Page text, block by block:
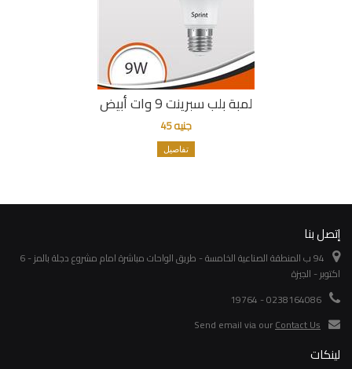
لمبة بلب سبرينت 9 وات أبيض
جنيه 45
تفاصيل
إتصل بنا
94 ب المنطقة الصناعية الخامسة - طريق الواحات مباشرة امام مشروع دجلة بالمز - 6
اكتوبر - الجيزة
0238164086 - 19764
Send email via ourContact Us
لينكات